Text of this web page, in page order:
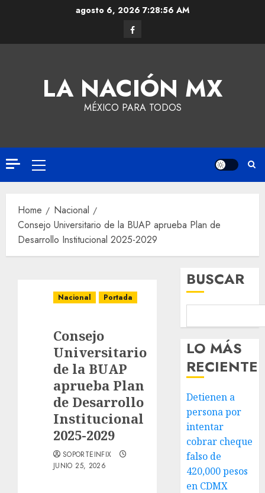
agosto 6, 2026 7:28:56 AM
LA NACIÓN MX
MÉXICO PARA TODOS
Home
Nacional
Consejo Universitario de la BUAP aprueba Plan de
Desarrollo Institucional 2025-2029
Nacional Portada
Consejo
Universitario
de la BUAP
aprueba Plan
de Desarrollo
Institucional
2025-2029
SOPORTEINFIX
JUNIO 25, 2026
BUSCAR
LO MÁS
RECIENTE
Detienen a
persona por
intentar
cobrar cheque
falso de
420,000 pesos
en CDMX